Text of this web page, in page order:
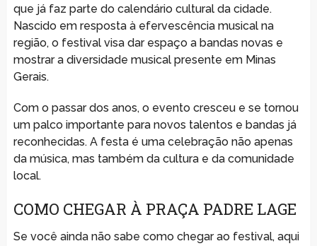
que já faz parte do calendário cultural da cidade.
Nascido em resposta à efervescência musical na
região, o festival visa dar espaço a bandas novas e
mostrar a diversidade musical presente em Minas
Gerais.
Com o passar dos anos, o evento cresceu e se tornou
um palco importante para novos talentos e bandas já
reconhecidas. A festa é uma celebração não apenas
da música, mas também da cultura e da comunidade
local.
COMO CHEGAR À PRAÇA PADRE LAGE
Se você ainda não sabe como chegar ao festival, aqui